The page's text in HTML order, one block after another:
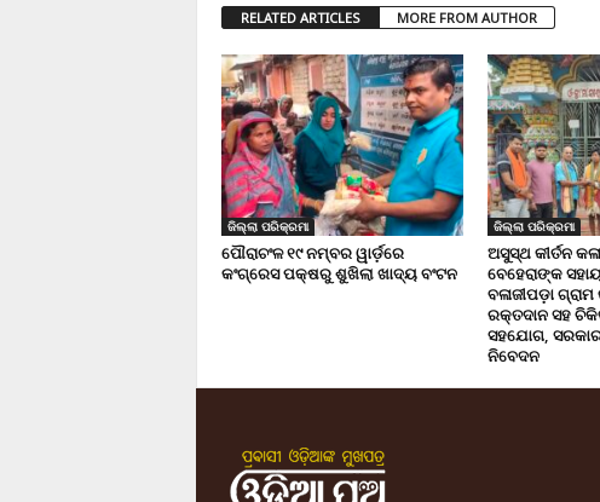
RELATED ARTICLES MORE FROM AUTHOR
ଜିଲ୍ଲା ପରିକ୍ରମା
ପୌରାଚଂଳ ୧୯ ନମ୍ବର ୱାର୍ଡ଼ରେ
କଂଗ୍ରେସ ପକ୍ଷରୁ ଶୁଖିଲା ଖାଦ୍ୟ ବଂଟନ
ଜିଲ୍ଲା ପରିକ୍ରମା
ଅସୁସ୍ଥ କୀର୍ତନ
ବେହେରାଙ୍କ
ବଳାଜୀପଡ଼ା
ରକ୍ତଦାନ ସହ
ସହଯୋଗ,
ନିବେଦନ